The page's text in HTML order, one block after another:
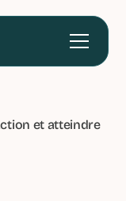
et atteindre